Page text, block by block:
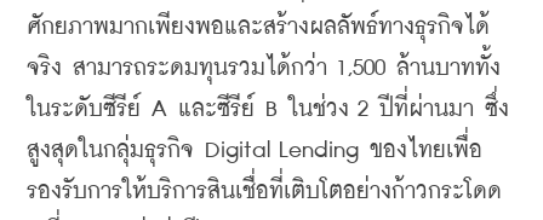
ศักยภาพมากเพียงพอและสร้างผลลัพธ์ทางธุรกิจได้
จริง สามารถระดมทุนรวมได้กว่า 1,500 ล้านบาททั้ง
ในระดับซีรีย์ A และซีรีย์ B ในช่วง 2 ปีที่ผ่านมา ซึ่ง
สูงสุดในกลุ่มธุรกิจ Digital Lending ของไทยเพื่อ
รองรับการให้บริการสินเชื่อที่เติบโตอย่างก้าวกระโดด